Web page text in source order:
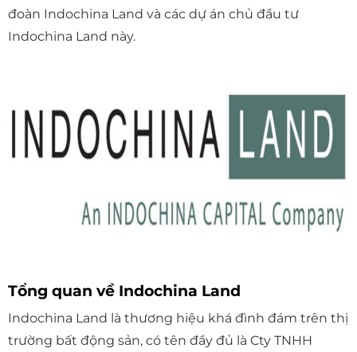
đoàn Indochina Land và các dự án chủ đầu tư
Indochina Land này.
Tổng quan về Indochina Land
Indochina Land là thương hiệu khá đình đám trên thị
trường bất động sản, có tên đầy đủ là Cty TNHH